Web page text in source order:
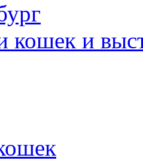
кошек и